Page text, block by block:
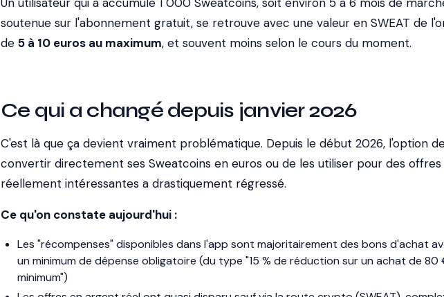
soutenue sur l'abonnement gratuit, se retrouve avec une valeur en SWEAT de
de 5 à 10 euros au maximum, et souvent moins selon le cours du moment.
Ce qui a changé depuis janvier 2026
C'est là que ça devient vraiment problématique. Depuis le début 2026, l'option
convertir directement ses Sweatcoins en euros ou de les utiliser pour des offres
réellement intéressantes a drastiquement régressé.
Ce qu'on constate aujourd'hui :
Les "récompenses" disponibles dans l'app sont majoritairement des bons d'achat
un minimum de dépense obligatoire (du type "15 % de réduction sur un achat de 80
minimum")